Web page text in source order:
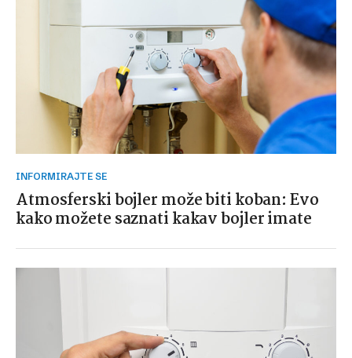
INFORMIRAJTE SE
Atmosferski bojler može biti koban: Evo
kako možete saznati kakav bojler imate